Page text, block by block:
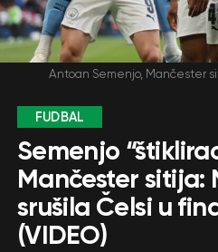
Antoan Semenjo, Mančester
FUDBAL
Semenjo
Mančester sitija:
srušila Čelsi u
(VIDEO)